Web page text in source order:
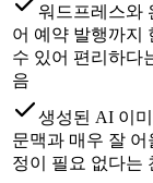
워드프레스와
어 예약 발행까지
수 있어 편리하다
음
생성된 AI 이
문맥과 매우 잘 어
정이 필요 없다는